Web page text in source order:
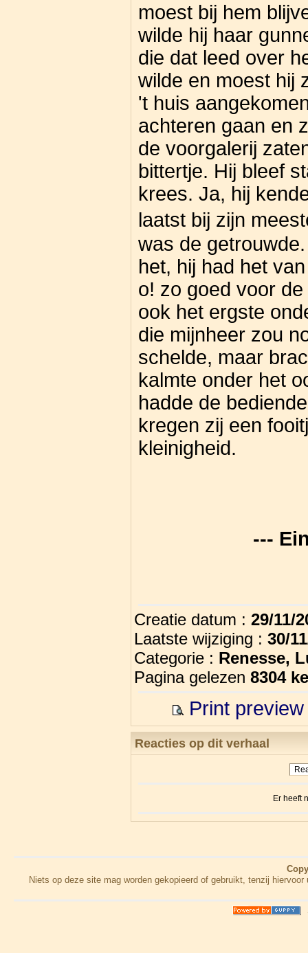
moest bij hem
wilde hij haar
die dat leed over
wilde en moest hij
't huis
achteren gaan en
de voorgalerij
bittertje. Hij bleef
krees. Ja, hij
laatst bij zijn
was de
het, hij had het
o! zo goed voor
ook het ergste
die mijnheer zou
schelde, maar
kalmte onder het
hadde de
kregen zij een
kleinigheid.
---
Creatie datum : 29/11/
Laatste wijziging : 30/
Categorie : Renesse,
Pagina gelezen 8304
Print preview
Reacties op dit verhaal
Er heeft
Niets op deze site mag worden gekopieerd of gebruikt, tenzij